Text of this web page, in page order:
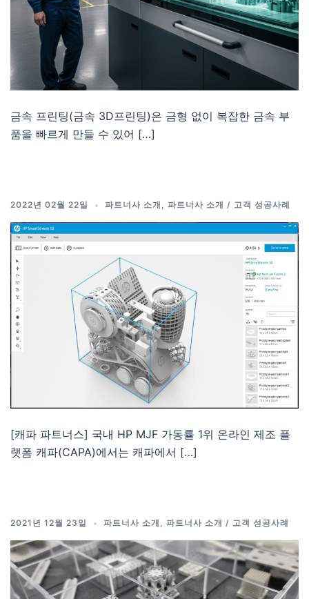
금속 프린팅(금속 3D프린팅)은 금형 없이 복잡한 금속 부
품을 빠르게 만들 수 있어 […]
2022년 02월 22일 파트너사 소개 , 파트너사 소개 / 고객 성공사례
[캐파 파트너스] 국내 HP MJF 가동률 1위 온라인 제조 플
랫폼 캐파(CAPA)에서는 캐파에서 […]
2021년 12월 23일 파트너사 소개 , 파트너사 소개 / 고객 성공사례